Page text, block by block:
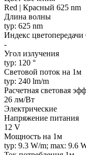
Red | Красный 625 nm
Длина волны
typ: 625 nm
Индекс
-
Угол излучения
typ: 120 °
Световой поток на 1м
typ: 240 lm/m
Расчетная световая
26 лм/Вт
Электрические
Напряжение питания
12 V
Мощность на 1м
typ: 9.3 W/m; max: 9.6